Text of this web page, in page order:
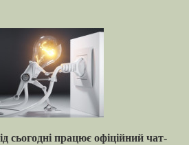
сьогодні працює офіційний чат-